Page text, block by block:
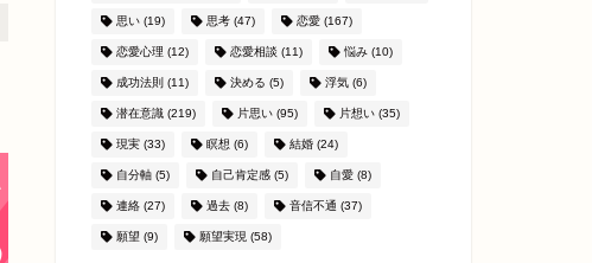
思い(19) 思考(47) 恋愛(167)
恋愛心理 (12) 恋愛相談 (11) 悩み(10)
成功法則 (11) 決める (5) 浮気(6)
潜在意識(219) 片思い(95) 片想い(35)
現実(33) 瞑想 (6) 結婚(24)
自分軸(5) 自己肯定感(5) 自愛(8)
連絡(27) 過去(8) 音信不通 (37)
願望 (9) 願望実現 (58)